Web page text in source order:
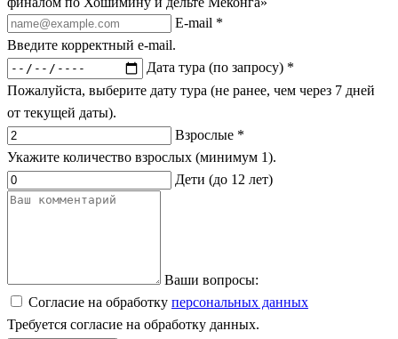
E-mail *
Введите корректный e-mail.
Дата тура (по запросу) *
Пожалуйста, выберите дату тура (не ранее, чем через 7 дней
от текущей даты).
Взрослые *
Укажите количество взрослых (минимум 1).
Дети (до 12 лет)
Ваши вопросы:
Согласие на обработку персональных данных
Требуется согласие на обработку данных.